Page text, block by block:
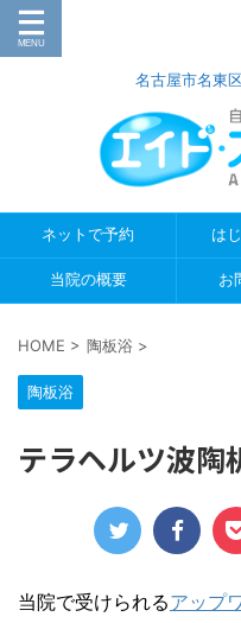
名古屋市名東
ネットで予約 は
当院の概要 お
HOME > 陶板浴 >
陶板浴
テラヘルツ波陶
当院で受けられるアップ